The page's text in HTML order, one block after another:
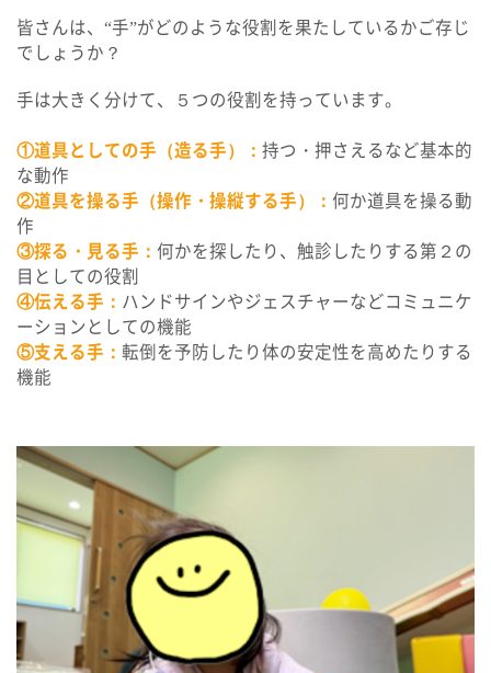
皆さんは、“手”がどのような役割を果たしているかご存じ
でしょうか？
手は大きく分けて、５つの役割を持っています。
①道具としての手（造る手）： 持つ・押さえるなど基本的
な動作
②道具を操る手（操作・操縦する手）： 何か道具を操る動
作
③探る・見る手： 何かを探したり、触診したりする第２の
目としての役割
④伝える手： ハンドサインやジェスチャーなどコミュニケ
ーションとしての機能
⑤支える手： 転倒を予防したり体の安定性を高めたりする
機能
個別相談・見学・体験
資料請求・お問い合わせ